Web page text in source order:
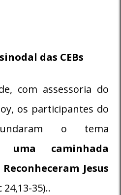
das CEBs
com assessoria do
os participantes do
o tema
uma caminhada
Reconheceram Jesus
24,13-35)..